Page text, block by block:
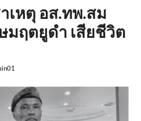
าเหตุ อส.ทพ.สม
มฤตยูดำ เสียชีวิต